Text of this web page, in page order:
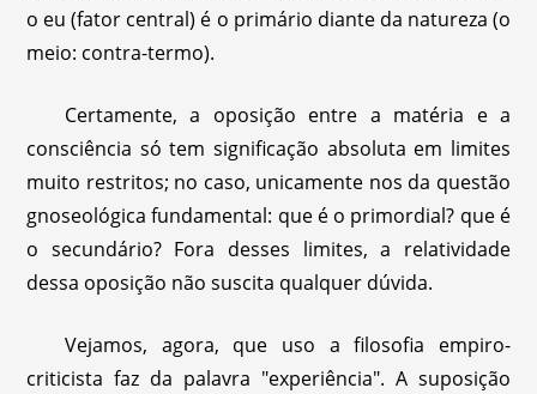
o eu (fator central) é o primário diante da natureza (o
meio: contra-termo).
Certamente, a oposição entre a matéria e a
consciência só tem significação absoluta em limites
muito restritos; no caso, unicamente nos da questão
gnoseológica fundamental: que é o primordial? que é
o secundário? Fora desses limites, a relatividade
dessa oposição não suscita qualquer dúvida.
Vejamos, agora, que uso a filosofia empiro-
criticista faz da palavra "experiência". A suposição